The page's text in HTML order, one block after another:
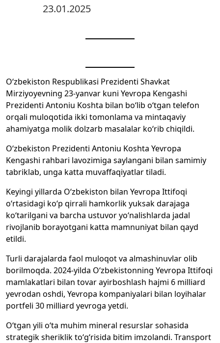
23.01.2025
O‘zbekiston Respublikasi Prezidenti Shavkat
Mirziyoyevning 23-yanvar kuni Yevropa Kengashi
Prezidenti Antoniu Koshta bilan bo‘lib o‘tgan telefon
orqali muloqotida ikki tomonlama va mintaqaviy
ahamiyatga molik dolzarb masalalar ko‘rib chiqildi.
O‘zbekiston Prezidenti Antoniu Koshta Yevropa
Kengashi rahbari lavozimiga saylangani bilan samimiy
tabriklab, unga katta muvaffaqiyatlar tiladi.
Keyingi yillarda O‘zbekiston bilan Yevropa Ittifoqi
o‘rtasidagi ko‘p qirrali hamkorlik yuksak darajaga
ko‘tarilgani va barcha ustuvor yo‘nalishlarda jadal
rivojlanib borayotgani katta mamnuniyat bilan qayd
etildi.
Turli darajalarda faol muloqot va almashinuvlar olib
borilmoqda. 2024-yilda O‘zbekistonning Yevropa Ittifoqi
mamlakatlari bilan tovar ayirboshlash hajmi 6 milliard
yevrodan oshdi, Yevropa kompaniyalari bilan loyihalar
portfeli 30 milliard yevroga yetdi.
O‘tgan yili o‘ta muhim mineral resurslar sohasida
strategik sheriklik to‘g‘risida bitim imzolandi. Transport